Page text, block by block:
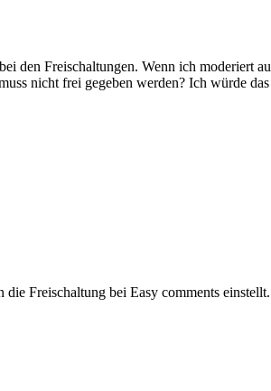
den Freischaltungen. Wenn ich moderiert
nicht frei gegeben werden? Ich würde
Freischaltung bei Easy comments